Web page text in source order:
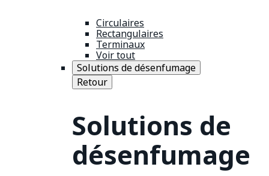
Circulaires
Rectangulaires
Terminaux
Voir tout
Solutions de désenfumage
Retour
Solutions de
désenfumage